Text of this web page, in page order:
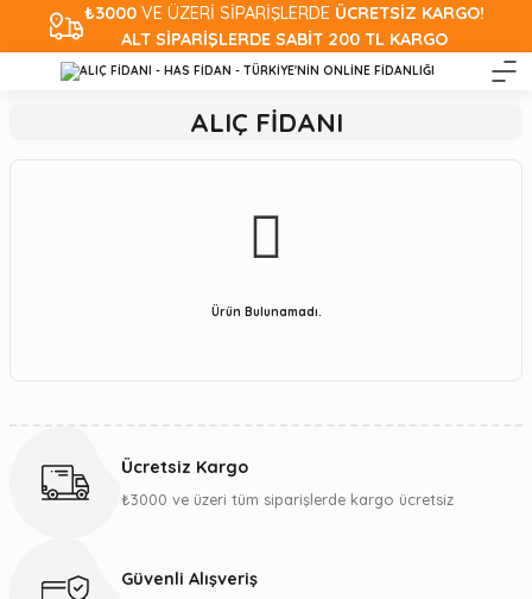
₺3000VE ÜZERİ SİPARİŞLERDE ÜCRETSİZ KARGO!
ALT SİPARİŞLERDE SABİT 200 TL KARGO
ALIÇ FİDANI
Ürün Bulunamadı.
Ücretsiz Kargo
₺3000 ve üzeri tüm siparişlerde kargo ücretsiz
Güvenli Alışveriş